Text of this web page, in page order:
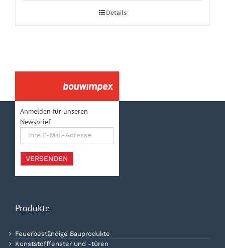
Details
Anmelden für unseren
Newsbrief
Adresse
VERSENDEN
Produkte
Feuerbeständige Bauprodukte
Kunststofffenster und -türen